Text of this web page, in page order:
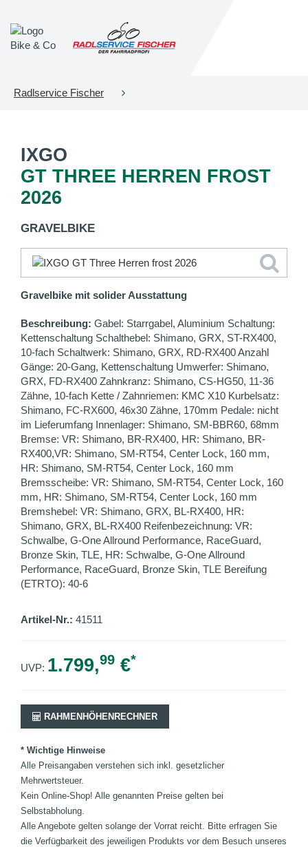
Radlservice Fischer
IXGO
GT THREE HERREN FROST
2026
GRAVELBIKE
Gravelbike mit solider Ausstattung
Beschreibung: Gabel: Starrgabel, Aluminium Schaltung:
Kettenschaltung Schalthebel: Shimano, GRX, ST-RX400,
10-fach Schaltwerk: Shimano, GRX, RD-RX400 Anzahl
Gänge: 20-Gang, Kettenschaltung Umwerfer: Shimano,
GRX, FD-RX400 Zahnkranz: Shimano, CS-HG50, 11-36
Zähne, 10-fach Kette / Zahnriemen: KMC X10 Kurbelsatz:
Shimano, FC-RX600, 46x30 Zähne, 170mm Pedale: nicht
im Lieferumfang Innenlager: Shimano, SM-BBR60, 68mm
Bremse: VR: Shimano, BR-RX400, HR: Shimano, BR-
RX400,VR: Shimano, SM-RT54, Center Lock, 160 mm,
HR: Shimano, SM-RT54, Center Lock, 160 mm
Bremsscheibe: VR: Shimano, SM-RT54, Center Lock, 160
mm, HR: Shimano, SM-RT54, Center Lock, 160 mm
Bremshebel: VR: Shimano, GRX, BL-RX400, HR:
Shimano, GRX, BL-RX400 Reifenbezeichnung: VR:
Schwalbe, G-One Allround Performance, RaceGuard,
Bronze Skin, TLE, HR: Schwalbe, G-One Allround
Performance, RaceGuard, Bronze Skin, TLE Bereifung
(ETRTO): 40-6
Artikel-Nr.: 41511
UVP: 1.799,99 €*
RAHMENHÖHENRECHNER
* Wichtige Hinweise
Alle Preisangaben verstehen sich inkl. gesetzlicher
Mehrwertsteuer.
Kein Online-Shop! Alle genannten Preise gelten bei
Selbstabholung.
Alle Angebote gelten solange der Vorrat reicht. Bitte erfragen Sie
die Verfügbarkeit des jeweiligen Produkts vor dem Besuch unseres